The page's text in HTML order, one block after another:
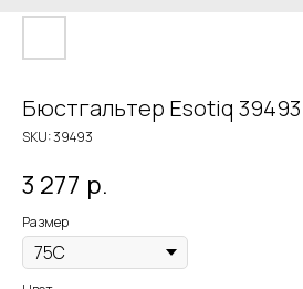
Бюстгальтер Esotiq 39493
SKU:39493
3 277 р.
Размер